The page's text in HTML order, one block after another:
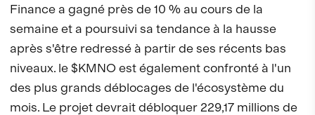
Finance a gagné près de 10 % au cours de la
semaine et a poursuivi sa tendance à la hausse
après s'être redressé à partir de ses récents bas
niveaux. le $KMNO est également confronté à l'un
des plus grands déblocages de l'écosystème du
mois. Le projet devrait débloquer 229,17 millions de